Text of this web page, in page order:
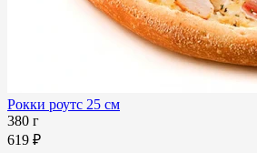
Рокки роутс 25 см
380 г
619 ₽